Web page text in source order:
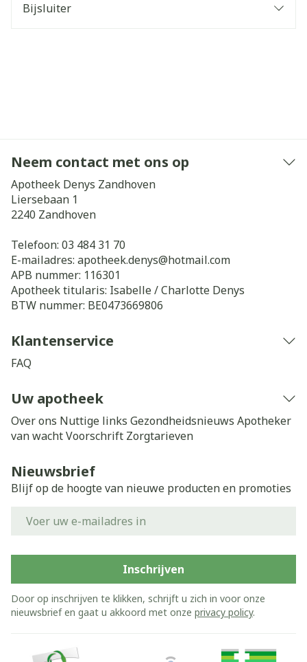
Bijsluiter
Neem contact met ons op
Apotheek Denys Zandhoven
Liersebaan 1
2240 Zandhoven
Telefoon: 03 484 31 70
E-mailadres: apotheek.denys@hotmail.com
APB nummer: 116301
Apotheek titularis: Isabelle / Charlotte Denys
BTW nummer: BE0473669806
Klantenservice
FAQ
Uw apotheek
Over ons Nuttige links Gezondheidsnieuws Apotheker
van wachtVoorschrift Zorgtarieven
Nieuwsbrief
Blijf op de hoogte van nieuwe producten en promoties
Inschrijven
Door op inschrijven te klikken, schrijft u zich in voor onze
nieuwsbrief en gaat u akkoord met onze privacy policy.